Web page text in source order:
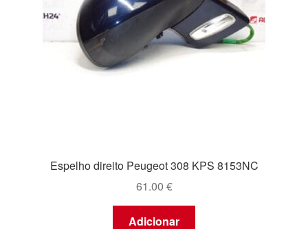
Espelho direito Peugeot 308 KPS 8153NC
61.00 €
Adicionar